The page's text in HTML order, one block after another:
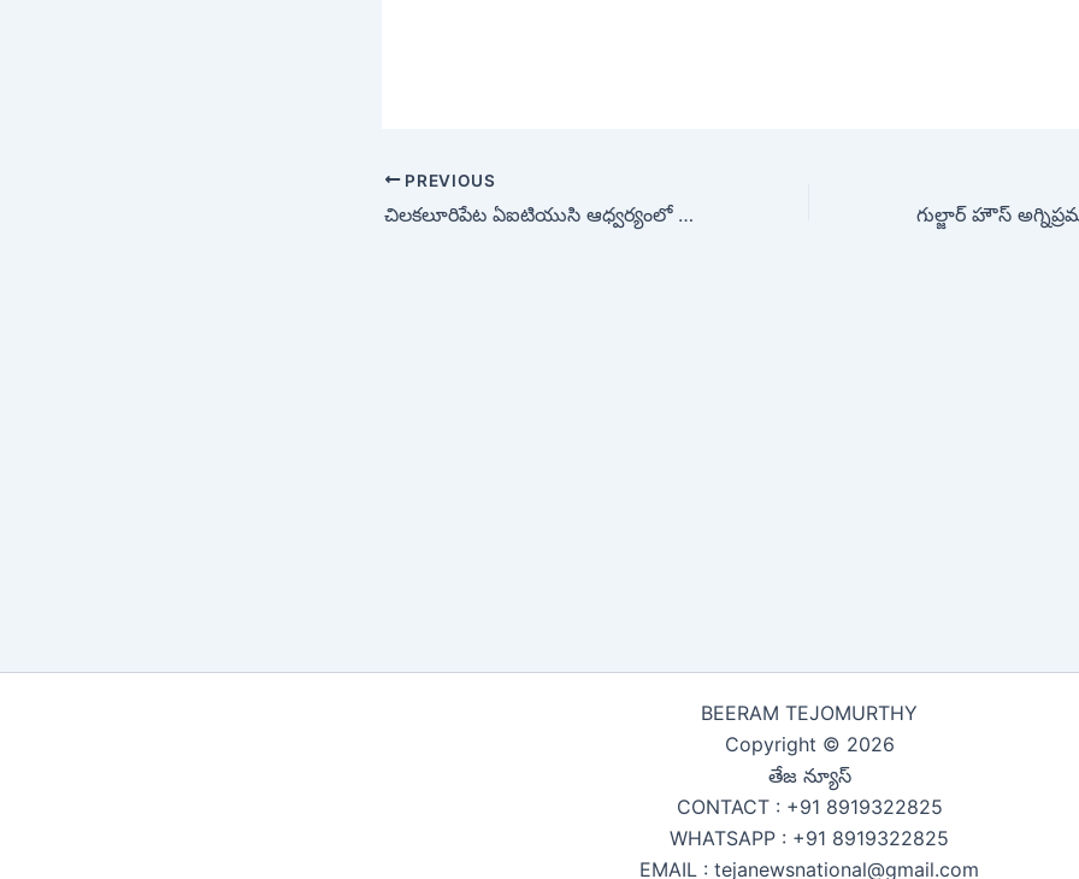
PREVIOUS
చిలకలూరిపేట ఏఐటియుసి ఆధ్వర్యంలో నిరసన కార్యక్రమం
BEERAM TEJOMURTHY
Copyright © 2026
తేజ న్యూస్
CONTACT : +91 8919322825
WHATSAPP : +91 8919322825
EMAIL : tejanewsnational@gmail.com